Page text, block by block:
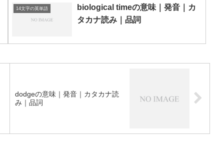
14文字の英単語
biological timeの意味｜発音｜カ
タカナ読み｜品詞
dodgeの意味｜発音｜カタカナ読
み｜品詞